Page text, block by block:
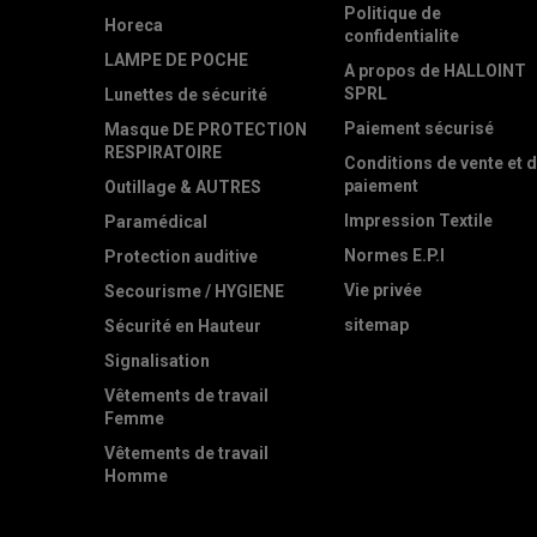
Horeca
LAMPE DE POCHE
Lunettes de sécurité
Masque DE PROTECTION
RESPIRATOIRE
Outillage & AUTRES
Paramédical
Protection auditive
Secourisme / HYGIENE
Sécurité en Hauteur
Signalisation
Vêtements de travail
Femme
Vêtements de travail
Homme
Politique de
confidentialite
A propos de HALLOINT
SPRL
Paiement sécurisé
Conditions de vente et
paiement
Impression Textile
Normes E.P.I
Vie privée
sitemap